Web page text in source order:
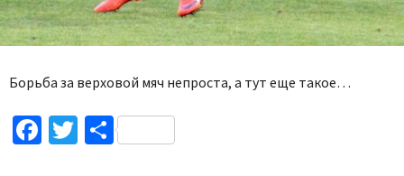
Борьба за верховой мяч непроста, а тут еще такое…
Facebook
TwitterПоділитися